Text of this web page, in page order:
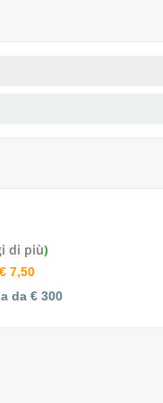
di più)
7,50
da € 300